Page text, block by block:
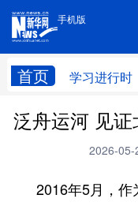
手机版
首页 学习进行时
手机版
学习进行时 高
财
台湾 思
泛舟运河 见
2026-05-
2016年5月，作